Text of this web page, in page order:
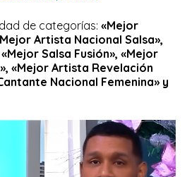
de categorías:«Mejor
Artista Nacional Salsa»,
Salsa Fusión», «Mejor
«Mejor Artista Revelación
Nacional Femenina» y